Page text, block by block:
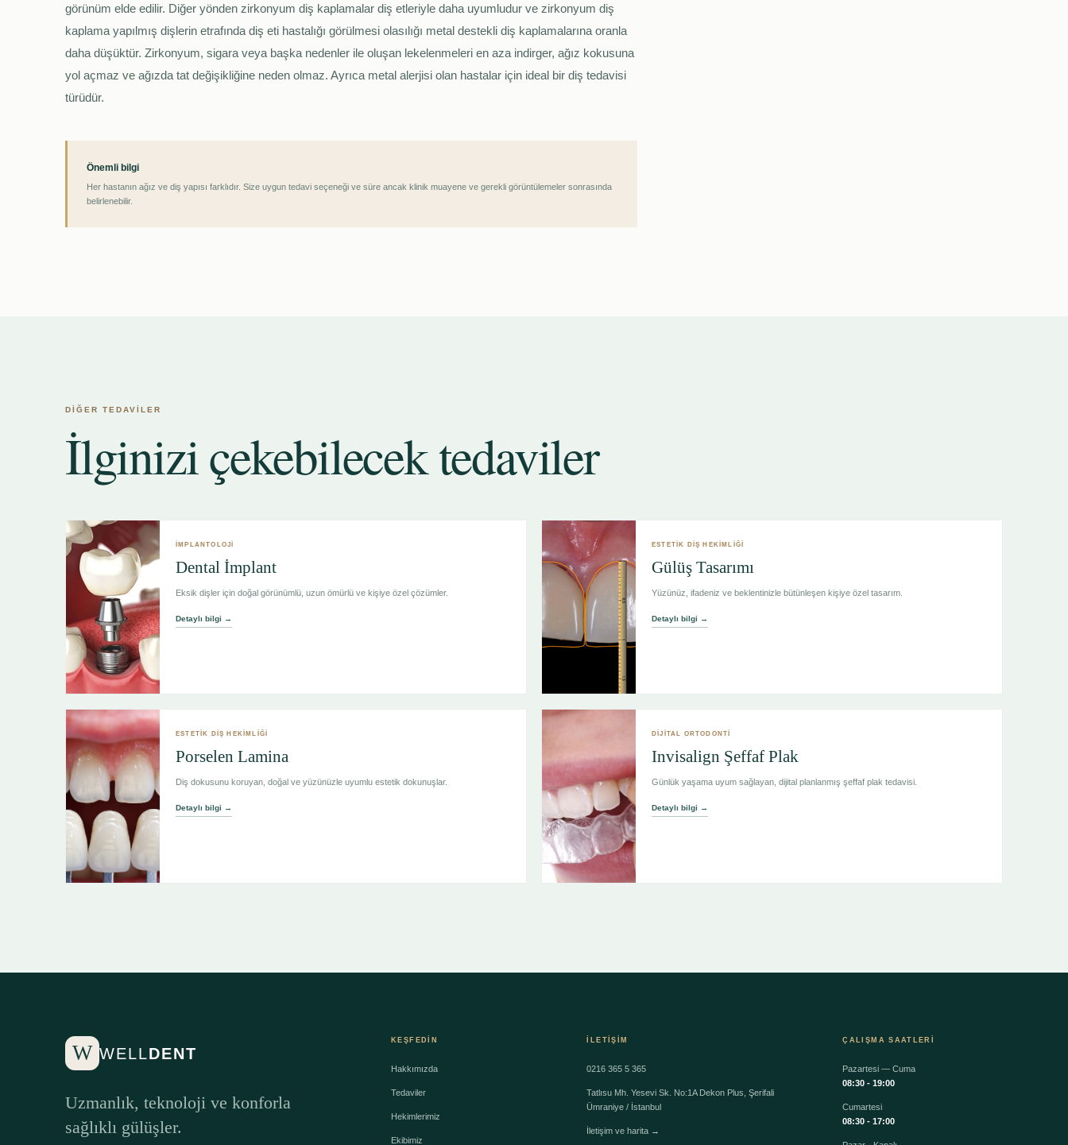
görünüm elde edilir. Diğer yönden zirkonyum diş kaplamalar diş etleriyle daha uyumludur ve zirkonyum diş
kaplama yapılmış dişlerin etrafında diş eti hastalığı görülmesi olasılığı metal destekli diş kaplamalarına oranla
daha düşüktür. Zirkonyum, sigara veya başka nedenler ile oluşan lekelenmeleri en aza indirger, ağız kokusuna
yol açmaz ve ağızda tat değişikliğine neden olmaz. Ayrıca metal alerjisi olan hastalar için ideal bir diş tedavisi
türüdür.
Önemli bilgi
Her hastanın ağız ve diş yapısı farklıdır. Size uygun tedavi seçeneği ve süre ancak klinik muayene ve gerekli görüntülemeler sonrasında
belirlenebilir.
DİĞER TEDAVİLER
İlginizi çekebilecek tedaviler
İMPLANTOLOJİ
Dental İmplant
Eksik dişler için doğal görünümlü, uzun ömürlü ve kişiye özel çözümler.
Detaylı bilgi →
ESTETİK DİŞ HEKİMLİĞİ
Gülüş Tasarımı
Yüzünüz, ifadeniz ve beklentinizle bütünleşen kişiye özel tasarım.
Detaylı bilgi →
ESTETİK DİŞ HEKİMLİĞİ
Porselen Lamina
Diş dokusunu koruyan, doğal ve yüzünüzle uyumlu estetik dokunuşlar.
Detaylı bilgi →
DİJİTAL ORTODONTİ
Invisalign Şeffaf Plak
Günlük yaşama uyum sağlayan, dijital planlanmış şeffaf plak tedavisi.
Detaylı bilgi →
W WELLDENT
Uzmanlık, teknoloji ve konforla
sağlıklı gülüşler.
KEŞFEDIN
Hakkımızda
Tedaviler
Hekimlerimiz
Ekibimiz
İLETIŞIM
0216 365 5 365
Tatlısu Mh. Yesevi Sk. No:1A Dekon Plus, Şerifali
Ümraniye / İstanbul
İletişim ve harita →
ÇALIŞMA SAATLERI
Pazartesi — Cuma
08:30 - 19:00
Cumartesi
08:30 - 17:00